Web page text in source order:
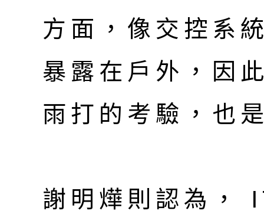
方面，像交控系
暴露在戶外，因
雨打的考驗，也
謝明燁則認為，